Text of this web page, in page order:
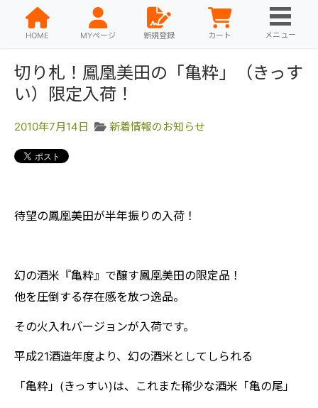
HOME MYページ 新規登録 カート メニュー
切り札！鳳凰美田の「亀粋」（きっす
い）限定入荷！
2010年7月14日 新着情報のお知らせ
待望の鳳凰美田が半年振りの入荷！
幻の酒米『亀粋』で醸す鳳凰美田の限定品！
他を圧倒する存在感を放つ逸品。
その火入れバージョンが入荷です。
平成21酒造年度より、幻の酒米としてしられる
「亀粋」(きっすい)は、これまた稀少な酒米「亀の尾」